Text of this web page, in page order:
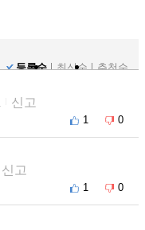
등록순
최신순 추천순
신고
1 0
신고
1 0